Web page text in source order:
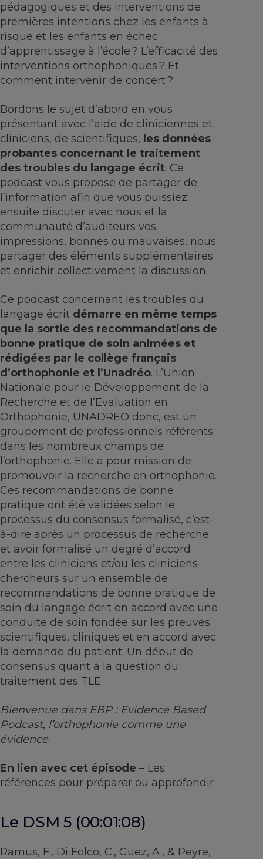
pédagogiques et des interventions de
premières intentions chez les enfants à
risque et les enfants en échec
d’apprentissage à l’école ? L’efficacité des
interventions orthophoniques ? Et
comment intervenir de concert ?
Bordons le sujet d’abord en vous
présentant avec l’aide de cliniciennes et
cliniciens, de scientifiques, les données
probantes concernant le traitement
des troubles du langage écrit. Ce
podcast vous propose de partager de
l’information afin que vous puissiez
ensuite discuter avec nous et la
communauté d’auditeurs vos
impressions, bonnes ou mauvaises, nous
partager des éléments supplémentaires
et enrichir collectivement la discussion.
Ce podcast concernant les troubles du
langage écrit démarre en même temps
que la sortie des recommandations de
bonne pratique de soin animées et
rédigées par le collège français
d’orthophonie et l’Unadréo. L’Union
Nationale pour le Développement de la
Recherche et de l’Evaluation en
Orthophonie, UNADREO donc, est un
groupement de professionnels référents
dans les nombreux champs de
l’orthophonie. Elle a pour mission de
promouvoir la recherche en orthophonie.
Ces recommandations de bonne
pratique ont été validées selon le
processus du consensus formalisé, c’est-
à-dire après un processus de recherche
et avoir formalisé un degré d’accord
entre les cliniciens et/ou les cliniciens-
chercheurs sur un ensemble de
recommandations de bonne pratique de
soin du langage écrit en accord avec une
conduite de soin fondée sur les preuves
scientifiques, cliniques et en accord avec
la demande du patient. Un début de
consensus quant à la question du
traitement des TLE.
Bienvenue dans EBP : Evidence Based
Podcast, l’orthophonie comme une
évidence
En lien avec cet épisode – Les
références pour préparer ou approfondir
Le DSM 5 (00:01:08)
Ramus, F., Di Folco, C., Guez, A., & Peyre,